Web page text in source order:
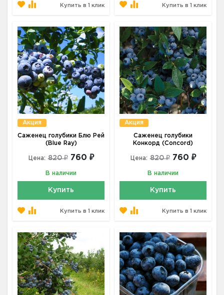
Купить в 1 клик Купить в 1 клик
Акция
Саженец голубики Блю Рей
(Blue Ray)
Цена: 820 ₽ 760 ₽
В наличии
Купить
Купить в 1 клик
Акция
Саженец голубики
Конкорд (Concord)
Цена: 820 ₽ 760 ₽
В наличии
Купить
Купить в 1 клик